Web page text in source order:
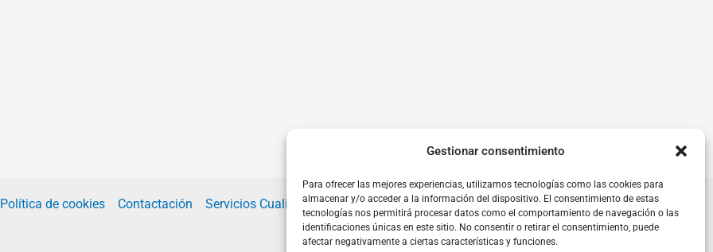
Gestionar consentimiento
Para ofrecer las mejores experiencias, utilizamos tecnologías como las cookies para
almacenar y/o acceder a la información del dispositivo. El consentimiento de estas
tecnologías nos permitirá procesar datos como el comportamiento de navegación o las
identificaciones únicas en este sitio. No consentir o retirar el consentimiento, puede
afectar negativamente a ciertas características y funciones.
Política de cookies Contactación Servicios Cualitativos Ciudadanía activa Contacto Apúntate